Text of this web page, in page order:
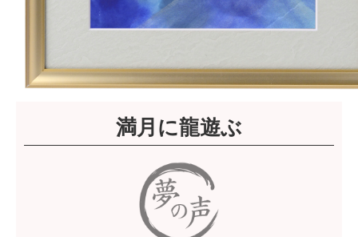
満月に龍遊ぶ